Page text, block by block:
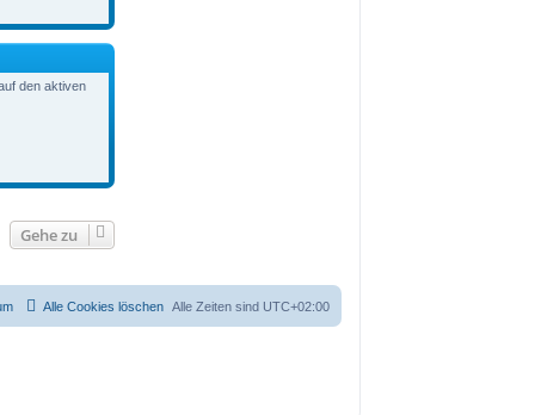
den aktiven
Gehe zu
Alle Zeiten sind UTC+02:00
Alle Cookies löschen